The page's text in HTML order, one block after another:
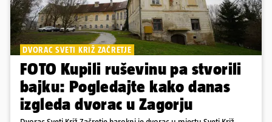
DVORAC SVETI KRIŽ ZAČRETJE
FOTO Kupili ruševinu pa stvorili
bajku: Pogledajte kako danas
izgleda dvorac u Zagorju